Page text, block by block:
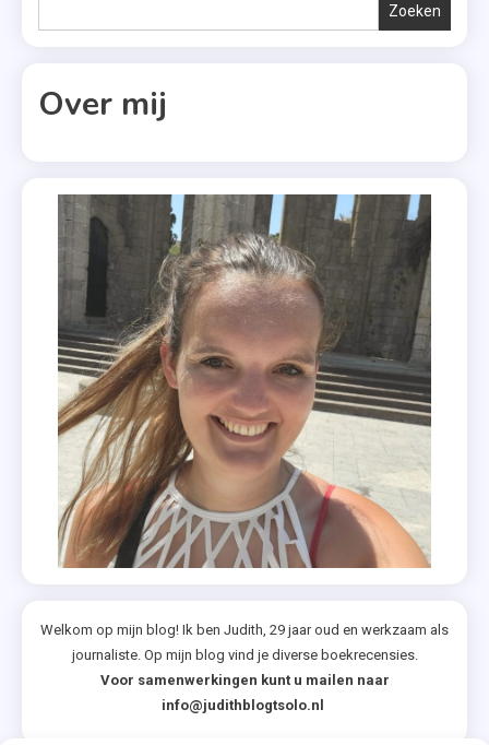
Zoeken
Over mij
Welkom op mijn blog! Ik ben Judith, 29 jaar oud en werkzaam als
journaliste. Op mijn blog vind je diverse boekrecensies.
Voor samenwerkingen kunt u mailen naar
info@judithblogtsolo.nl